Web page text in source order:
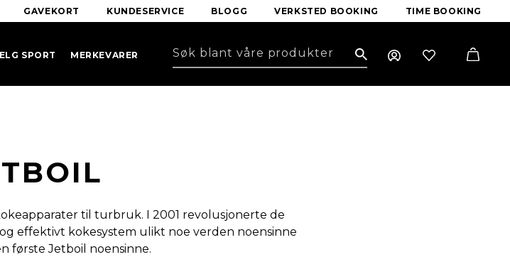
GAVEKORT KUNDESERVICE BLOGG VERKSTED BOOKING TIME BOOKING
SPORT MERKEVARER Search
til turbruk. I 2001 revolusjonerte de
effektivt kokesystem ulikt noe verden noensinne
første Jetboil noensinne.